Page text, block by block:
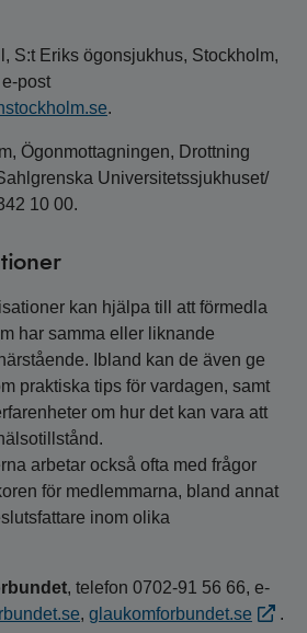
S:t Eriks ögonsjukhus, Stockholm,
post
.
Ögonmottagningen, Drottning
Universitetssjukhuset/
10 00.
kan hjälpa till att förmedla
har samma eller liknande
Ibland kan de även ge
praktiska tips för vardagen, samt
om hur det kan vara att
arbetar också ofta med frågor
för medlemmarna, bland annat
inom olika
, telefon 0702-91 56 66, e-
, glaukomforbundet.se .